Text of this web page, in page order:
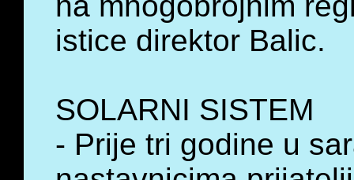
istice direktor Balic.
SOLARNI SISTEM
- Prije tri godine u